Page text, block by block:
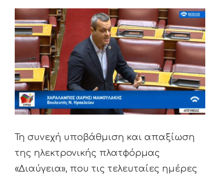
View
Larger
Image
Τη συνεχή υποβάθμιση και απαξίωση
της ηλεκτρονικής πλατφόρμας
«Διαύγεια», που τις τελευταίες ημέρες